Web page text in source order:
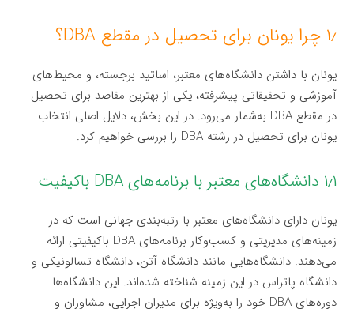
۱٫ چرا یونان برای تحصیل در مقطع DBA؟
یونان با داشتن دانشگاه‌های معتبر، اساتید برجسته، و محیط‌های
آموزشی و تحقیقاتی پیشرفته، یکی از بهترین مقاصد برای تحصیل
در مقطع DBA به‌شمار می‌رود. در این بخش، دلایل اصلی انتخاب
یونان برای تحصیل در رشته DBA را بررسی خواهیم کرد.
۱٫۱ دانشگاه‌های معتبر با برنامه‌های DBA باکیفیت
یونان دارای دانشگاه‌های معتبر با رتبه‌بندی جهانی است که در
زمینه‌های مدیریتی و کسب‌وکار برنامه‌های DBA باکیفیتی ارائه
می‌دهند. دانشگاه‌هایی مانند دانشگاه آتن، دانشگاه تسالونیکی و
دانشگاه پاتراس در این زمینه شناخته شده‌اند. این دانشگاه‌ها
دوره‌های DBA خود را به‌ویژه برای مدیران اجرایی، مشاوران و